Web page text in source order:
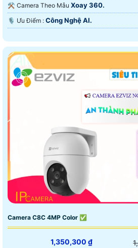
⚒ Camera Theo Mẫu Xoay 360.
️🎙 Ưu Điểm : Công Nghệ AI.
Camera C8C 4MP Color ✅
1,350,300 ₫